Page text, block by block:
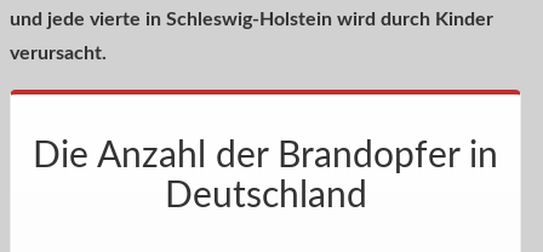
und jede vierte in Schleswig-Holstein wird durch Kinder
verursacht.
Die Anzahl der Brandopfer in
Deutschland